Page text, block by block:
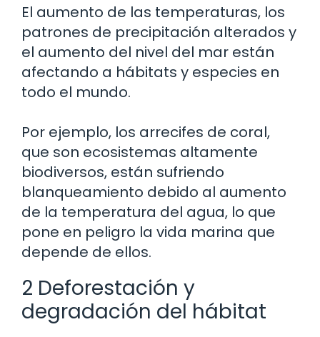
El aumento de las temperaturas, los
patrones de precipitación alterados y
el aumento del nivel del mar están
afectando a hábitats y especies en
todo el mundo.
Por ejemplo, los arrecifes de coral,
que son ecosistemas altamente
biodiversos, están sufriendo
blanqueamiento debido al aumento
de la temperatura del agua, lo que
pone en peligro la vida marina que
depende de ellos.
2 Deforestación y
degradación del hábitat